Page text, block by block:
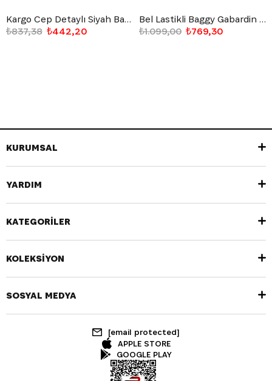
Kargo Cep Detaylı Siyah Baggy Jean
₺442,20
₺837,38
Bel Lastikli Baggy Gabardin Pantolon Siyah
₺769,30
₺1.099,00
KURUMSAL
YARDIM
KATEGORİLER
KOLEKSİYON
SOSYAL MEDYA
[email protected]
APPLE STORE
GOOGLE PLAY